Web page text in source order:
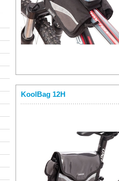
KoolBag 12H